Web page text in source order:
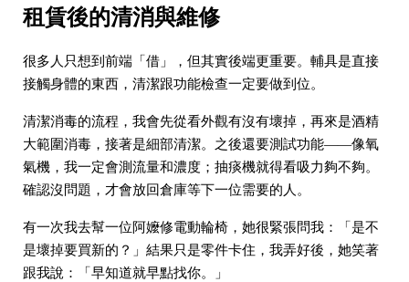
租賃後的清消與維修
很多人只想到前端「借」，但其實後端更重要。輔具是直接
接觸身體的東西，清潔跟功能檢查一定要做到位。
清潔消毒的流程，我會先從看外觀有沒有壞掉，再來是酒精
大範圍消毒，接著是細部清潔。之後還要測試功能——像氧
氣機，我一定會測流量和濃度；抽痰機就得看吸力夠不夠。
確認沒問題，才會放回倉庫等下一位需要的人。
有一次我去幫一位阿嬤修電動輪椅，她很緊張問我：「是不
是壞掉要買新的？」結果只是零件卡住，我弄好後，她笑著
跟我說：「早知道就早點找你。」